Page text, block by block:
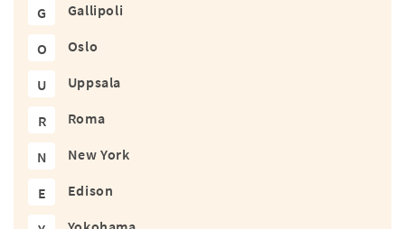
G Gallipoli
O Oslo
U Uppsala
R Roma
N New York
E Edison